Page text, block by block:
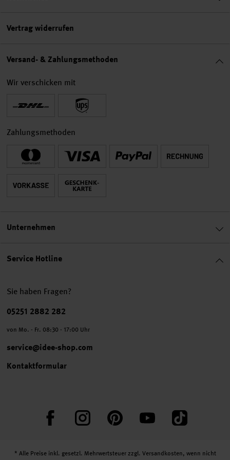
Service Hotline
Sie haben Fragen?
Telefonnummer
05251 2882 282
von Mo. - Fr. 08:30 - 17:00 Uhr
service@idee-shop.com
Kontaktformular
FacebookInstagram PinterestYouTube TikTok
Vertrag widerrufen
Versand- & Zahlungsmethoden
Wir verschicken mit
Zahlungsmethoden
Unternehmen
* Alle Preise inkl. gesetzl. Mehrwertsteuer zzgl. Versandkosten, wenn nicht